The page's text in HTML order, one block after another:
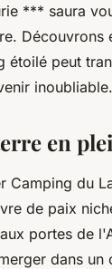
*** saura
Découvrons
étoilé peut
inoubliable.
en
Camping du
de paix
portes de
dans un